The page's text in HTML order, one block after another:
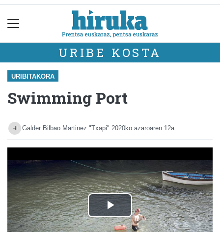
URIBE KOSTA
URIBITAKORA
Swimming Port
Galder Bilbao Martinez "Txapi" 2020ko azaroaren 12a